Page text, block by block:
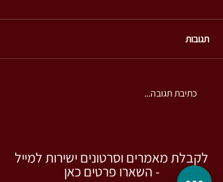
הנשימה הרגשית
תגובות
כתיבת תגובה...
לקבלת מאמרים וסרטונים ישירות למייל
- השארו פרטים כאן